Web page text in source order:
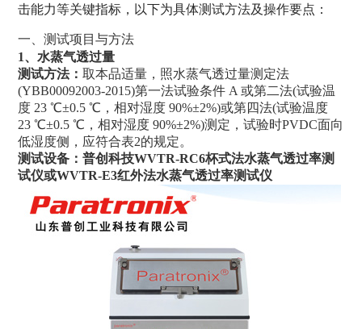
击能力等关键指标，以下为具体测试方法及操作要点：
一、测试项目与方法
1、水蒸气透过量
测试方法：取本品适量，照水蒸气透过量测定法
(YBB00092003-2015)第一法试验条件 A 或第二法(试验温
度 23 ℃±0.5 ℃，相对湿度 90%±2%)或第四法(试验温度
23 ℃±0.5 ℃，相对湿度 90%±2%)测定，试验时PVDC面向
低湿度侧，应符合表2的规定。
测试设备：普创科技WVTR-RC6杯式法水蒸气透过率测
试仪或WVTR-E3红外法水蒸气透过率测试仪